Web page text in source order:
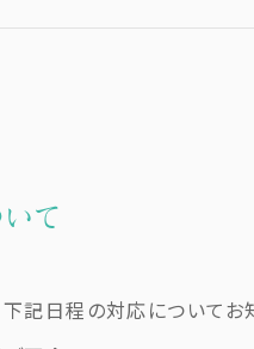
て
記日程の対応についてお